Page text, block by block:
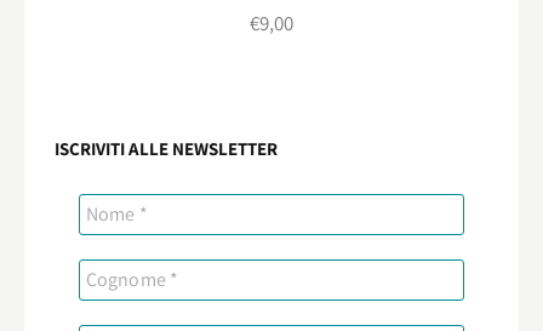
€9,00
ISCRIVITI ALLE NEWSLETTER